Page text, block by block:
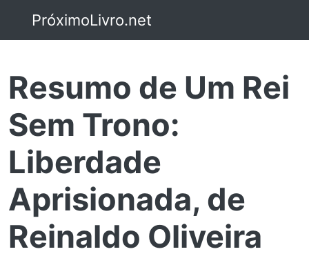
PróximoLivro.net
Resumo de Um Rei
Sem Trono:
Liberdade
Aprisionada, de
Reinaldo Oliveira